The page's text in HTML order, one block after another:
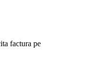
factura pe